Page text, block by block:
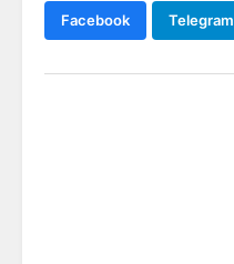
Facebook Telegram